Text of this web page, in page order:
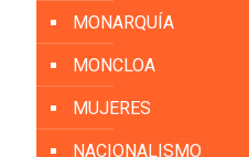
MONARQUÍA
MONCLOA
MUJERES
NACIONALISMO